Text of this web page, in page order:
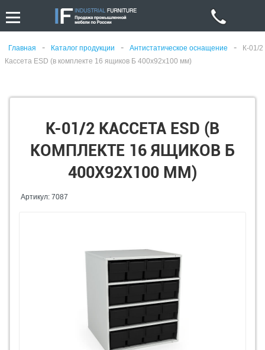
Главная - Каталог продукции - Антистатическое оснащение -
К-01/2
Кассета ESD (в комплекте 16 ящиков Б 400x92x100 мм)
К-01/2 КАССЕТА ESD (В
КОМПЛЕКТЕ 16 ЯЩИКОВ Б
400X92X100 ММ)
Артикул: 7087